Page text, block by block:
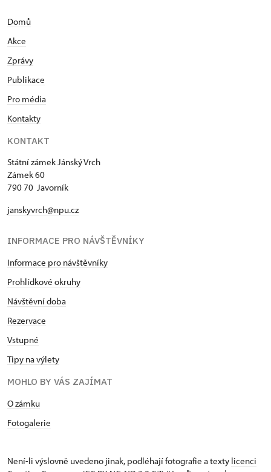
Domů
Akce
Zprávy
Publikace
Pro média
Kontakty
KONTAKT
Státní zámek Jánský Vrch
Zámek 60
790 70 Javorník
janskyvrch@npu.cz
INFORMACE PRO NÁVŠTĚVNÍKY
Informace pro návštěvníky
Prohlídkové okruhy
Návštěvní doba
Rezervace
Vstupné
Tipy na výlety
MOHLO BY VÁS ZAJÍMAT
O zámku
Fotogalerie
Není-li výslovně uvedeno jinak, podléhají fotografie a texty licenci